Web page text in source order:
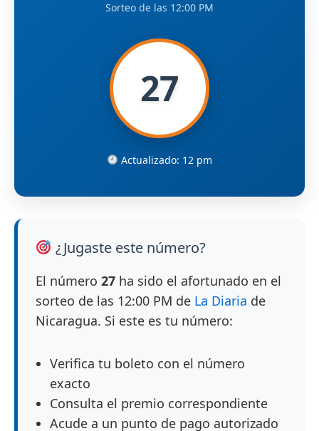
Sorteo de las 12:00 PM
27
Actualizado: 12 pm
¿Jugaste este número?
El número 27 ha sido el afortunado en el
sorteo de las 12:00 PM de La Diaria de
Nicaragua. Si este es tu número:
Verifica tu boleto con el número
exacto
Consulta el premio correspondiente
Acude a un punto de pago autorizado